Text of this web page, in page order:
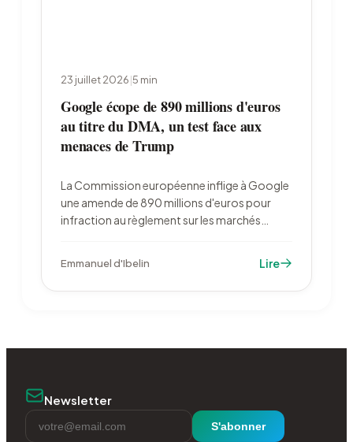
23 juillet 2026|5 min
Google écope de 890 millions d'euros
au titre du DMA, un test face aux
menaces de Trump
La Commission européenne inflige à Google
une amende de 890 millions d'euros pour
infraction au règlement sur les marchés
fer commercial avec l'administration Trump.
Emmanuel d'Ibelin Lire
Newsletter
S'abonner